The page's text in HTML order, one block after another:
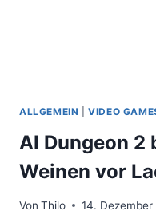
ALLGEMEIN |VIDEO
AI Dungeon 2
Weinen vor
Von Thilo 14. Dezember